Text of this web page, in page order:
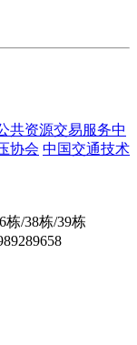
共资源交易服务中
协会 中国交通技术
/38栋/39栋